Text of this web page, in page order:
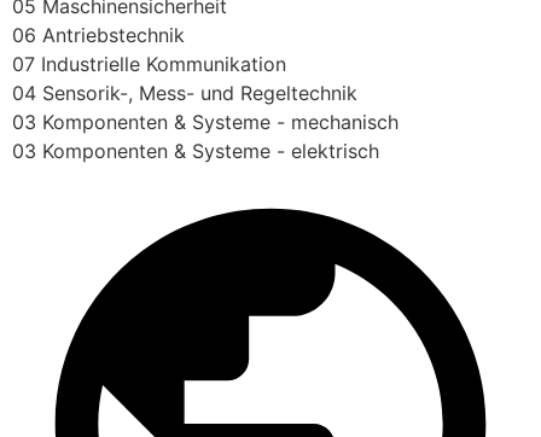
05 Maschinensicherheit
06 Antriebstechnik
07 Industrielle Kommunikation
04 Sensorik-, Mess- und Regeltechnik
03 Komponenten & Systeme - mechanisch
03 Komponenten & Systeme - elektrisch